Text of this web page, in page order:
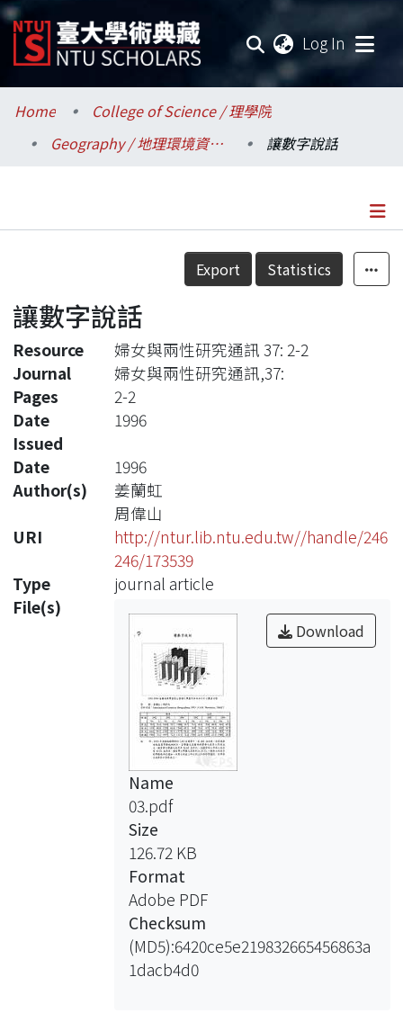
Log In
Communities & Collections
Research Outputs
Statistics
Home
College of Science / 理學院
Geography / 地理環境資源學系
讓數字說話
Details
Export Statistics
讓數字說話
Resource
婦女與兩性研究通訊 37: 2-2
Journal
婦女與兩性研究通訊,37:
Pages
2-2
Date
Issued
1996
Date
1996
Author(s)
姜蘭虹
周偉山
URI
http://ntur.lib.ntu.edu.tw//handle/246
246/173539
Type
journal article
File(s)
Download
Name
03.pdf
Size
126.72 KB
Format
Adobe PDF
Checksum
(MD5):6420ce5e219832665456863a
1dacb4d0